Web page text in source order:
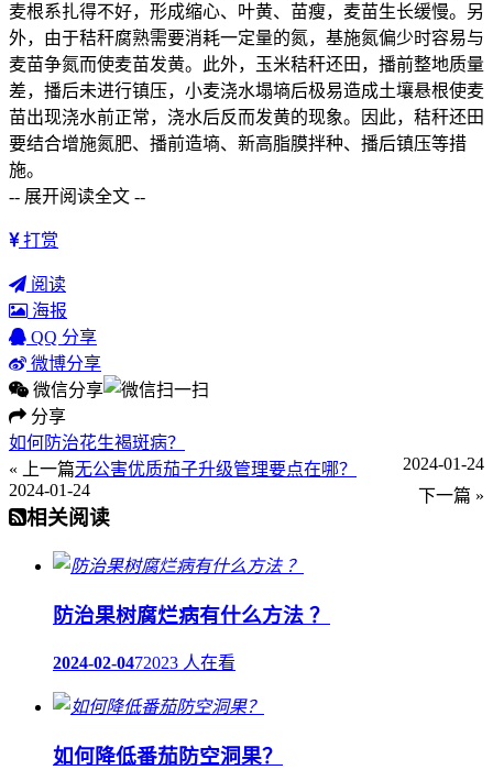
麦根系扎得不好，形成缩心、叶黄、苗瘦，麦苗生长缓慢。另
外，由于秸秆腐熟需要消耗一定量的氮，基施氮偏少时容易与
麦苗争氮而使麦苗发黄。此外，玉米秸秆还田，播前整地质量
差，播后未进行镇压，小麦浇水塌墒后极易造成土壤悬根使麦
苗出现浇水前正常，浇水后反而发黄的现象。因此，秸秆还田
要结合增施氮肥、播前造墒、新高脂膜拌种、播后镇压等措
施。
-- 展开阅读全文 --
打赏
阅读
海报
QQ 分享
微博分享
微信分享
分享
如何防治花生褐斑病？
« 上一篇
2024-01-24
无公害优质茄子升级管理要点在哪？
下一篇 »
2024-01-24
相关阅读
防治果树腐烂病有什么方法 ？
2024-02-0472023 人在看
如何降低番茄防空洞果？